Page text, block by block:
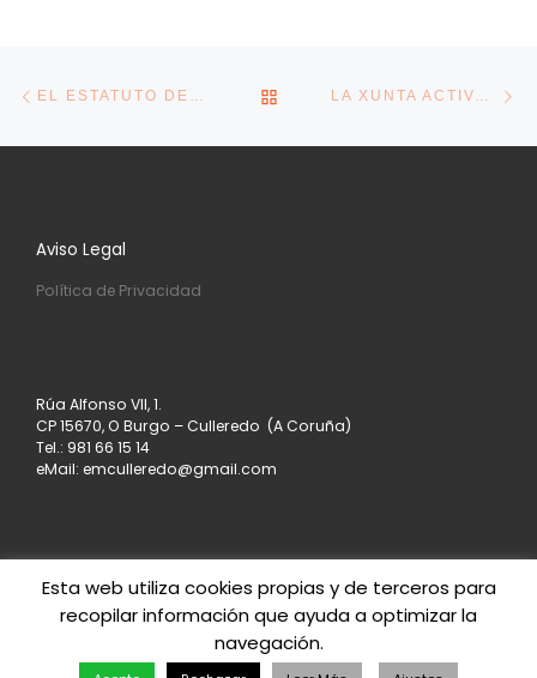
VOLVER A LA LISTA DE
Aviso Legal
Política de Privacidad
Rúa Alfonso VII, 1.
CP 15670, O Burgo – Culleredo (A Coruña)
Tel.: 981 66 15 14
eMail: emculleredo@gmail.com
© 2026Asociación de Empresarios de Culleredo
Todos los derechos reservados
Esta web utiliza cookies propias y de terceros para
recopilar información que ayuda a optimizar la
navegación.